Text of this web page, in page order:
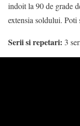
indoit la 90 de grade
extensia soldului. Poti
Serii si repetari: 3